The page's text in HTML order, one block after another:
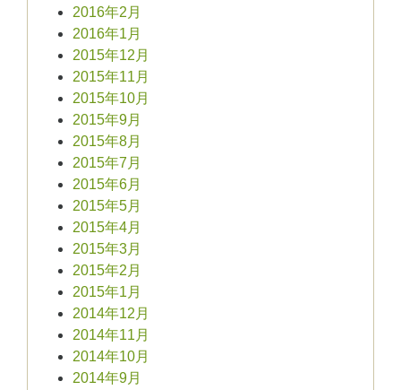
2016年2月
2016年1月
2015年12月
2015年11月
2015年10月
2015年9月
2015年8月
2015年7月
2015年6月
2015年5月
2015年4月
2015年3月
2015年2月
2015年1月
2014年12月
2014年11月
2014年10月
2014年9月